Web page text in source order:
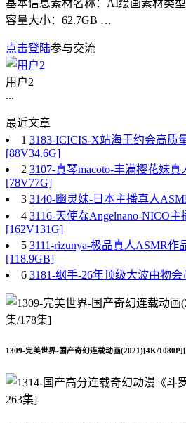
基本信息素材名称：AI绘画素材类
容量大小：62.7GB …
点击登陆参与交流
用户2
...
最近文章
1 3183-ICICIS-X站海王约会高质
[88V34.6G]
2 3107-真琴macoto-丰满樱花妹
[78V77G]
3 3140-幽灵妹-日本主播真人
4 3116-天使なAngelnano-NICO
[162V131G]
5 3111-rizunya-极品真人ASMR作
[118.9GB]
6 3181-纲手-26年顶级大波由物
1309-完美世界-国产奇幻连载动画(2021)[4K/